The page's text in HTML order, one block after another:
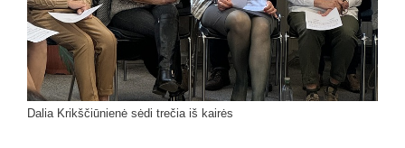
Dalia Krikščiūnienė sėdi trečia iš kairės